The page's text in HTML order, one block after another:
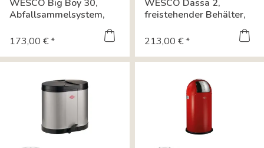
WESCO Big Boy 30,
Abfallsammelsystem,
173,00 € *
WESCO Dassa 2,
freistehender Behälter,
213,00 € *